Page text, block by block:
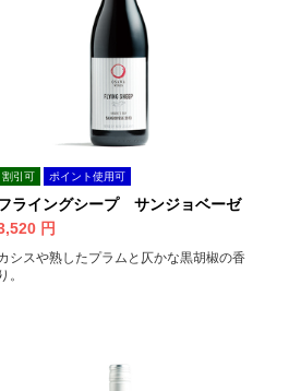
割引可 ポイント使用可
ライングシープ サンジョベーゼ
円
シスや熟したプラムと仄かな黒胡椒の香
り。